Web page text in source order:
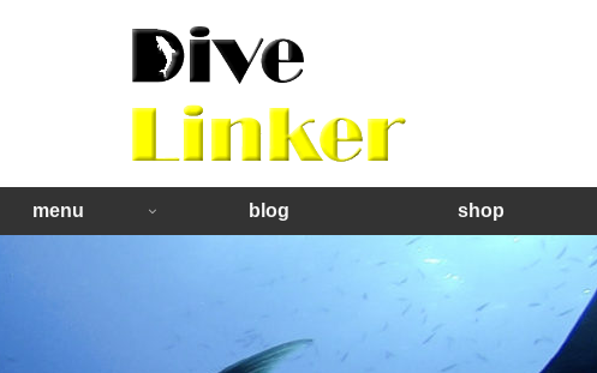
menu blog shop